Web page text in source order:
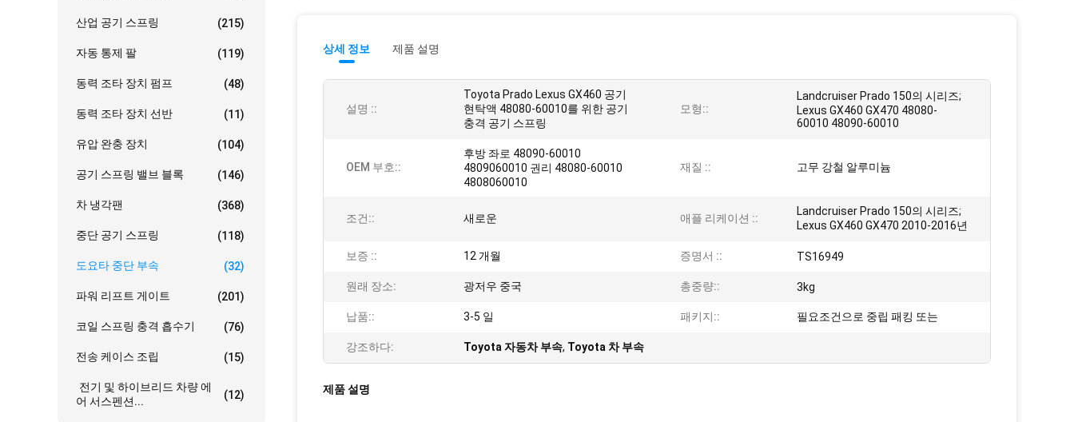
산업 공기 스프링 (215)
자동 통제 팔 (119)
동력 조타 장치 펌프 (48)
동력 조타 장치 선반 (11)
유압 완충 장치 (104)
공기 스프링 밸브 블록 (146)
차 냉각팬 (368)
중단 공기 스프링 (118)
도요타 중단 부속 (32)
파워 리프트 게이트 (201)
코일 스프링 충격 흡수기 (76)
전송 케이스 조립 (15)
전기 및 하이브리드 차량 에
어 서스펜션...
(12)
상세 정보 제품 설명
설명 ::
Toyota Prado Lexus GX460 공기
현탁액 48080-60010를 위한 공기
충격 공기 스프링
모형::
Landcruiser Prado 150의 시리즈;
Lexus GX460 GX470 48080-
60010 48090-60010
OEM 부호::
후방 좌로 48090-60010
4809060010 권리 48080-60010
4808060010
재질 :: 고무 강철 알루미늄
조건:: 새로운 애플 리케이션 ::
Landcruiser Prado 150의 시리즈;
Lexus GX460 GX470 2010-2016년
보증 :: 12 개월 증명서 :: TS16949
원래 장소: 광저우 중국 총중량:: 3kg
납품:: 3-5 일 패키지:: 필요조건으로 중립 패킹 또는
강조하다: Toyota 자동차 부속, Toyota 차 부속
제품 설명